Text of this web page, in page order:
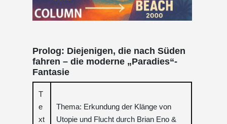
Prolog: Diejenigen, die nach Süden
fahren – die moderne „Paradies“-
Fantasie
T
e
xt
Thema: Erkundung der Klänge von
Utopie und Flucht durch Brian Eno &